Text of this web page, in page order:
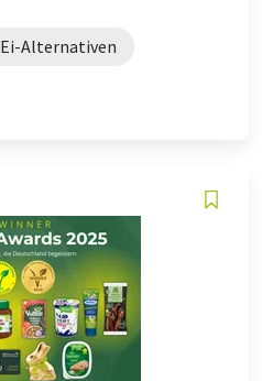
Ei-Alternativen